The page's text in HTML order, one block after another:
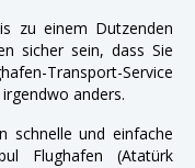
zu einem Dutzenden
sicher sein, dass Sie
Transport-Service
irgendwo anders.
schnelle und einfache
Flughafen (Atatürk